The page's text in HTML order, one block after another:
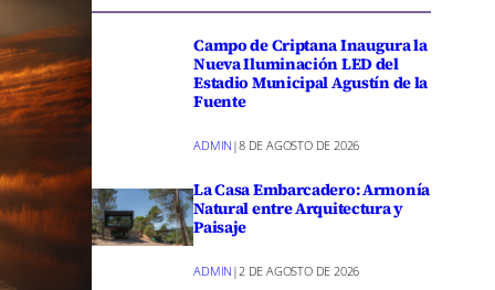
Campo de Criptana Inaugura la
Nueva Iluminación LED del
Estadio Municipal Agustín de la
Fuente
ADMIN |8 DE AGOSTO DE 2026
La Casa Embarcadero: Armonía
Natural entre Arquitectura y
Paisaje
ADMIN | 2 DE AGOSTO DE 2026